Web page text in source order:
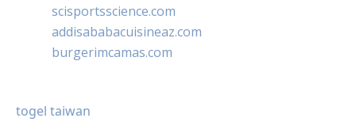
scisportsscience.com
addisababacuisineaz.com
burgerimcamas.com
togel taiwan